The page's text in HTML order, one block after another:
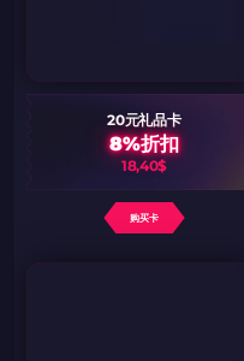
20元礼品卡
8%折扣
18,40$
购买卡